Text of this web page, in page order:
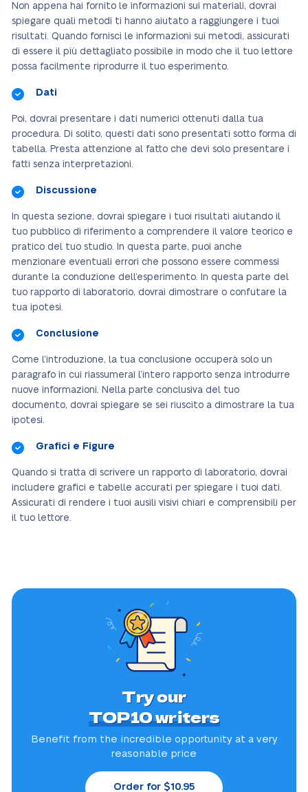
Non appena hai fornito le informazioni sui materiali, dovrai
spiegare quali metodi ti hanno aiutato a raggiungere i tuoi
risultati. Quando fornisci le informazioni sui metodi, assicurati
di essere il più dettagliato possibile in modo che il tuo lettore
possa facilmente riprodurre il tuo esperimento.
Dati
Poi, dovrai presentare i dati numerici ottenuti dalla tua
procedura. Di solito, questi dati sono presentati sotto forma di
tabella. Presta attenzione al fatto che devi solo presentare i
fatti senza interpretazioni.
Discussione
In questa sezione, dovrai spiegare i tuoi risultati aiutando il
tuo pubblico di riferimento a comprendere il valore teorico e
pratico del tuo studio. In questa parte, puoi anche
menzionare eventuali errori che possono essere commessi
durante la conduzione dell’esperimento. In questa parte del
tuo rapporto di laboratorio, dovrai dimostrare o confutare la
tua ipotesi.
Conclusione
Come l’introduzione, la tua conclusione occuperà solo un
paragrafo in cui riassumerai l’intero rapporto senza introdurre
nuove informazioni. Nella parte conclusiva del tuo
documento, dovrai spiegare se sei riuscito a dimostrare la tua
ipotesi.
Grafici e Figure
Quando si tratta di scrivere un rapporto di laboratorio, dovrai
includere grafici e tabelle accurati per spiegare i tuoi dati.
Assicurati di rendere i tuoi ausili visivi chiari e comprensibili per
il tuo lettore.
Try our
TOP10 writers
Benefit from the incredible opportunity at a very
reasonable price
Order for $10.95